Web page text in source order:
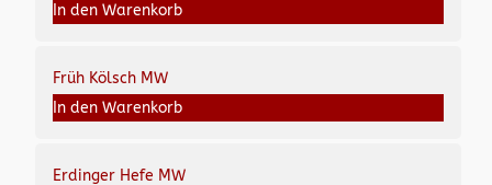
In den Warenkorb
Früh Kölsch MW
In den Warenkorb
Erdinger Hefe MW